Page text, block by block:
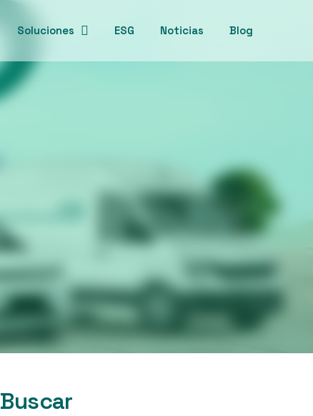
Soluciones ESG Noticias Blog
Buscar